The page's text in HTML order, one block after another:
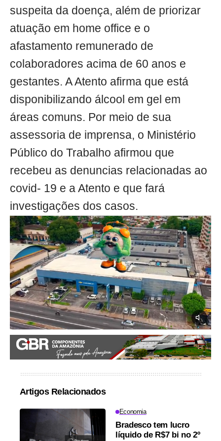
suspeita da doença, além de priorizar
atuação em home office e o
afastamento remunerado de
colaboradores acima de 60 anos e
gestantes. A Atento afirma que está
disponibilizando álcool em gel em
áreas comuns. Por meio de sua
assessoria de imprensa, o Ministério
Público do Trabalho afirmou que
recebeu as denuncias relacionadas ao
covid- 19 e a Atento e que fará
investigações dos casos.
Artigos Relacionados
Economia
Bradesco tem lucro
líquido de R$7 bi no 2º